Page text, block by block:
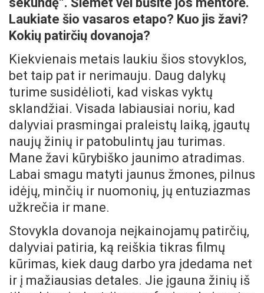
Laukiate šio vasaros etapo? Kuo jis žavi?
Kokių patirčių dovanoja?
Kiekvienais metais laukiu šios stovyklos,
bet taip pat ir nerimauju. Daug dalykų
turime susidėlioti, kad viskas vyktų
sklandžiai. Visada labiausiai noriu, kad
dalyviai prasmingai praleistų laiką, įgautų
naujų žinių ir patobulintų jau turimas.
Mane žavi kūrybiško jaunimo atradimas.
Labai smagu matyti jaunus žmones, pilnus
idėjų, minčių ir nuomonių, jų entuziazmas
užkrečia ir mane.
Stovykla dovanoja neįkainojamų patirčių,
dalyviai patiria, ką reiškia tikras filmų
kūrimas, kiek daug darbo yra įdedama net
ir į mažiausias detales. Jie įgauna žinių iš